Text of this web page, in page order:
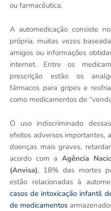
ou farmacêutica.
A automedicação consiste
própria, muitas vezes
amigos ou informações
internet. Entre os
prescrição estão os
fármacos para gripes e
como medicamentos de
O uso indiscriminado
efeitos adversos importantes,
doenças mais graves,
acordo com aAgência
(Anvisa), 18% das mortes
estão relacionadas à
casos de intoxicação infantil
de medicamentos